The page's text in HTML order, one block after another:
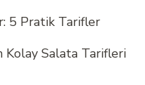
5 Pratik Tarifler
Kolay Salata Tarifleri